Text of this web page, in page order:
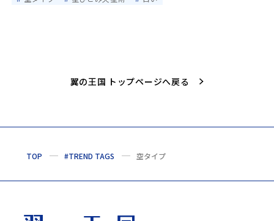
翼の王国 トップページへ戻る
TOP #TREND TAGS 空タイプ